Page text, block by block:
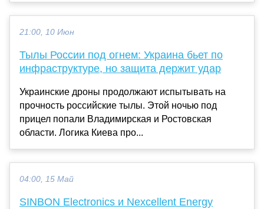
21:00, 10 Июн
Тылы России под огнем: Украина бьет по
инфраструктуре, но защита держит удар
Украинские дроны продолжают испытывать на
прочность российские тылы. Этой ночью под
прицел попали Владимирская и Ростовская
области. Логика Киева про...
04:00, 15 Май
SINBON Electronics и Nexcellent Energy